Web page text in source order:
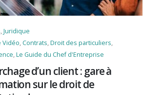
,Juridique
Vidéo,Contrats,Droit des particuliers,
,Le Guide du Chef d'Entreprise
d’un client : gare à
sur le droit de